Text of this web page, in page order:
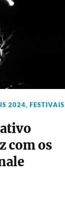
2024, FESTIVAIS
com os